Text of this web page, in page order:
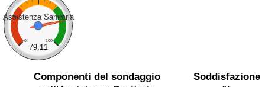
Assistenza Sanitaria
0 100
79.11
Componenti del sondaggio
Soddisfazione
Indice del Costo della Vita per Nazione
ad Aqaba
Indice del Prezzo delle Case per Nazione
Indice della qualità della vita per Paese
Criminalità